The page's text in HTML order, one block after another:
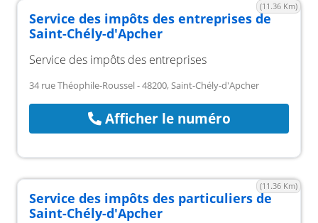
(11.36 Km)
Service des impôts des entreprises de
Saint-Chély-d'Apcher
Service des impôts des entreprises
34 rue Théophile-Roussel - 48200, Saint-Chély-d'Apcher
Afficher le numéro
(11.36 Km)
Service des impôts des particuliers de
Saint-Chély-d'Apcher